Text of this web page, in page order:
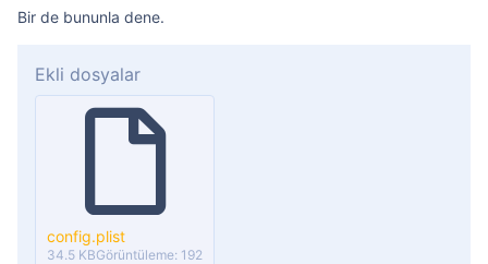
Bir de bununla dene.
Ekli dosyalar
config.plist
34.5 KBGörüntüleme: 192